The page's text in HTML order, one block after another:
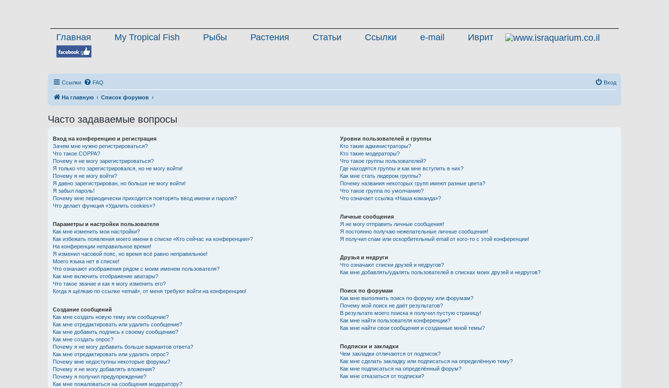
Главная My Tropical Fish Рыбы Растения Статьи Ссылки e-mail Иврит
Ссылки FAQ Вход
На главную Список форумов
Часто задаваемые вопросы
Вход на конференцию и регистрация
Зачем мне нужно регистрироваться?
Что такое COPPA?
Почему я не могу зарегистрироваться?
Я только что зарегистрировался, но не могу войти!
Почему я не могу войти?
Я давно зарегистрирован, но больше не могу войти!
Я забыл пароль!
Почему мне периодически приходится повторять ввод имени и пароля?
Что делает функция «Удалить cookies»?
Параметры и настройки пользователя
Как мне изменить мои настройки?
Как избежать появления моего имени в списке «Кто сейчас на конференции»?
На конференции неправильное время!
Я изменил часовой пояс, но время всё равно неправильное!
Моего языка нет в списке!
Что означают изображения рядом с моим именем пользователя?
Как мне включить отображение аватары?
Что такое звание и как я могу изменить его?
Когда я щёлкаю по ссылке «email», от меня требуют войти на конференцию!
Создание сообщений
Как мне создать новую тему или сообщение?
Как мне отредактировать или удалить сообщение?
Как мне добавить подпись к своему сообщению?
Как мне создать опрос?
Почему я не могу добавить больше вариантов ответа?
Как мне отредактировать или удалить опрос?
Почему мне недоступны некоторые форумы?
Почему я не могу добавлять вложения?
Почему я получил предупреждение?
Как мне пожаловаться на сообщения модератору?
Уровни пользователей и группы
Кто такие администраторы?
Кто такие модераторы?
Что такое группы пользователей?
Где находятся группы и как мне вступить в них?
Как мне стать лидером группы?
Почему названия некоторых групп имеют разные цвета?
Что такое группа по умолчанию?
Что означает ссылка «Наша команда»?
Личные сообщения
Я не могу отправить личные сообщения!
Я постоянно получаю нежелательные личные сообщения!
Я получил спам или оскорбительный email от кого-то с этой конференции!
Друзья и недруги
Что означают списки друзей и недругов?
Как мне добавлять/удалять пользователей в списках моих друзей и недругов?
Поиск по форумам
Как мне выполнить поиск по форуму или форумам?
Почему мой поиск не даёт результатов?
В результате моего поиска я получил пустую страницу!
Как мне найти пользователя конференции?
Как мне найти свои сообщения и созданные мной темы?
Подписки и закладки
Чем закладки отличаются от подписок?
Как мне сделать закладку или подписаться на определённую тему?
Как мне подписаться на определённый форум?
Как мне отказаться от подписки?